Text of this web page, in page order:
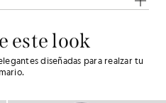
este look
diseñadas para realzar tu